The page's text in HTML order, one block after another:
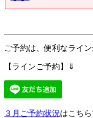
ご予約は、便利なライ
【ラインご予約】⇓
３月ご予約状況はこち